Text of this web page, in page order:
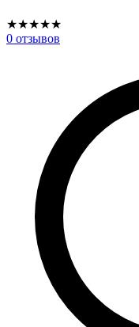
★★★★★
0 отзывов